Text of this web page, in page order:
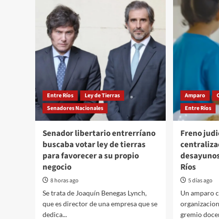
Entre Ríos
Ley de Tierras
Senadores Nacionales
Senador libertario entrerríano
buscaba votar ley de tierras
para favorecer a su propio
negocio
8 horas ago
Se trata de Joaquín Benegas Lynch,
que es director de una empresa que se
dedica...
Amparo
Entre Ríos
Freno
Ríos
5 días ago
Un amparo
gremio